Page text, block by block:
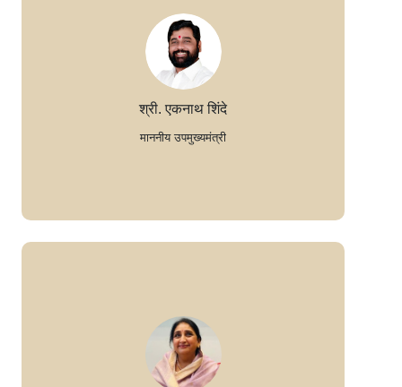
श्री. एकनाथ शिंदे
माननीय उपमुख्यमंत्री